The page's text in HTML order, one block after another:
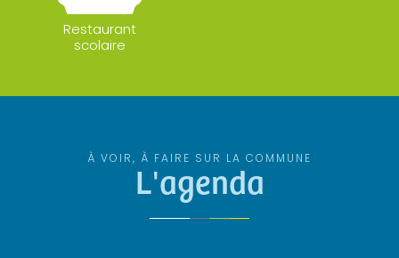
Restaurant
scolaire
À VOIR, À FAIRE SUR LA COMMUNE
L'agenda